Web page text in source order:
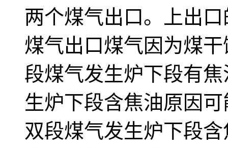
两个煤气出口。上出
煤气出口煤气因为煤
段煤气发生炉下段有
生炉下段含焦油原因
双段煤气发生炉下段